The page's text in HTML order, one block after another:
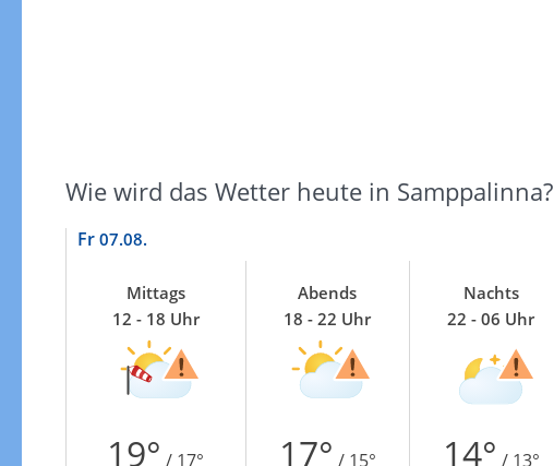
Wie wird das Wetter heute in Samppalinna?
Fr 07.08.
Mittags
12 - 18 Uhr
Abends
18 - 22 Uhr
Nachts
22 - 06 Uhr
19° / 17° 17° / 15° 14° / 13°